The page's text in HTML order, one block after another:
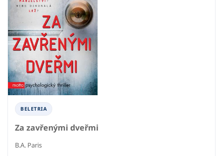
BELETRIA
Za zavřenými dveřmi
B.A. Paris